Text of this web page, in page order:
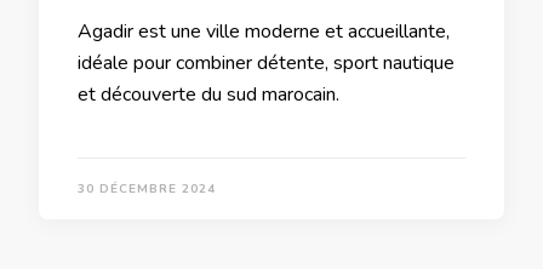
Agadir est une ville moderne et accueillante,
idéale pour combiner détente, sport nautique
et découverte du sud marocain.
30 DÉCEMBRE 2024